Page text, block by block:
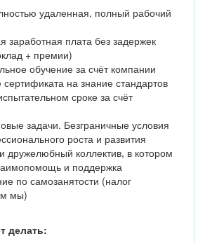
удаленная, полный рабочий
заработная плата без задержек
+ премии)
обучение за счёт компании
на знание стандартов
сроке за счёт
задачи. Безграничные условия
роста и развития
дружелюбный коллектив, в котором
и поддержка
по самозанятости (налог
мы)
делать: